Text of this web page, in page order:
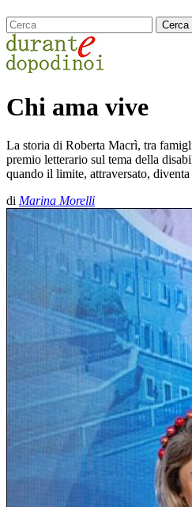
Chi ama vive
La storia di Roberta Macrì, tra
premio letterario sul tema della
quando il limite, attraversato,
di Marina Morelli